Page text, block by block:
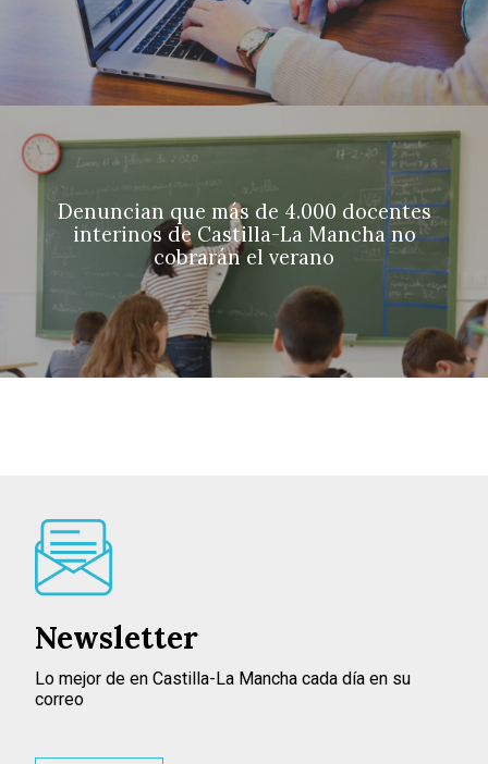
Denuncian que más de 4.000 docentes
interinos de Castilla-La Mancha no
cobrarán el verano
Newsletter
Lo mejor de en Castilla-La Mancha cada día en su
correo